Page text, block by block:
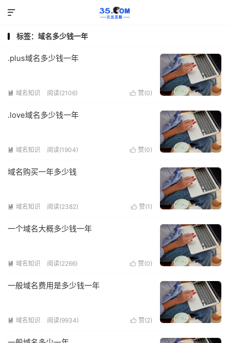

标签：域名多少钱一年
.plus域名多少钱一年
 域名知识 阅读(2106)  赞(0)
.love域名多少钱一年
 域名知识 阅读(1904)  赞(0)
域名购买一年多少钱
 域名知识 阅读(2382)  赞(1 )
一个域名大概多少钱一年
 域名知识 阅读(2266)  赞(0)
一般域名费用是多少钱一年
 域名知识 阅读(9934)  赞(2)